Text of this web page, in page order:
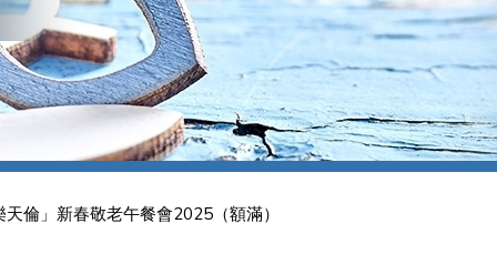
天倫」新春敬老午餐會2025（額滿）